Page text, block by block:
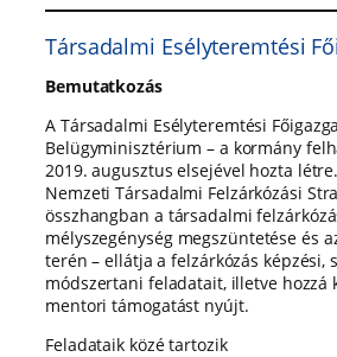
Társadalmi Esélyteremtési
Bemutatkozás
A Társadalmi Esélyteremtési
Belügyminisztérium – a kormány
2019. augusztus elsejével hozta
Nemzeti Társadalmi Felzárkózási
összhangban a társadalmi
mélyszegénység megszüntetése és
terén – ellátja a felzárkózás képzési,
módszertani feladatait, illetve hozzá
mentori támogatást nyújt.
Feladataik közé tartozik